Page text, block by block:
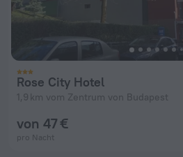
Rose City Hotel
1,9 km vom Zentrum von Budapest
von 47 €
pro Nacht